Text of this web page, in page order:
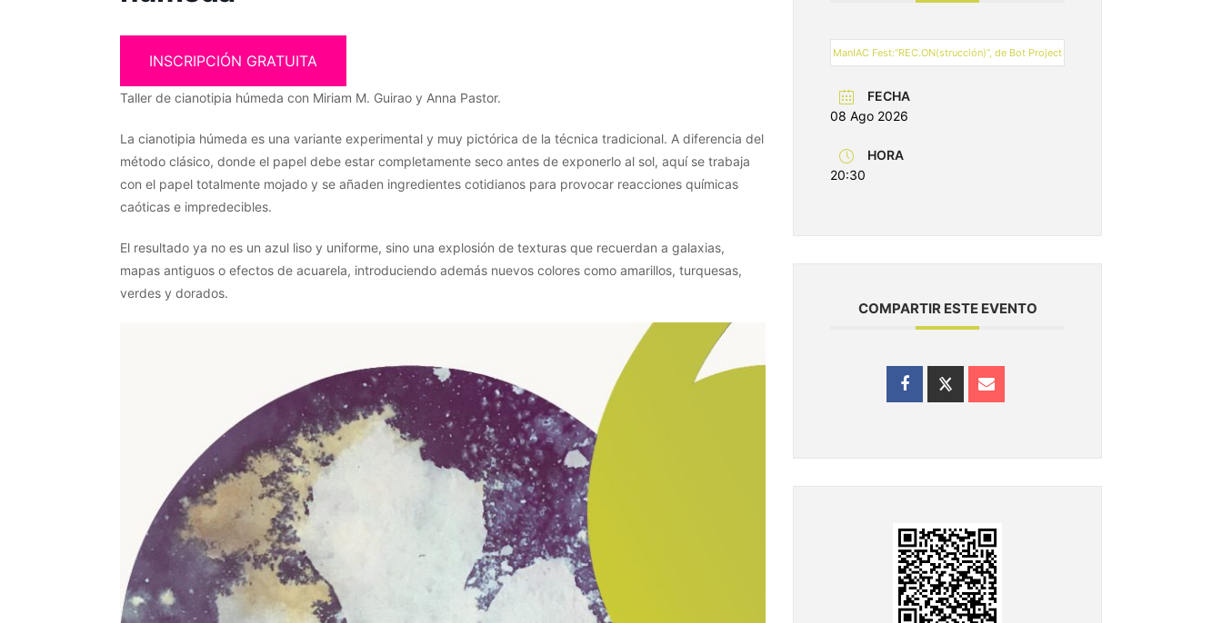
INSCRIPCIÓN GRATUITA
Taller de cianotipia húmeda con Miriam M. Guirao y Anna Pastor.
La cianotipia húmeda es una variante experimental y muy pictórica de la técnica tradicional. A diferencia del
método clásico, donde el papel debe estar completamente seco antes de exponerlo al sol, aquí se trabaja
con el papel totalmente mojado y se añaden ingredientes cotidianos para provocar reacciones químicas
caóticas e impredecibles.
El resultado ya no es un azul liso y uniforme, sino una explosión de texturas que recuerdan a galaxias,
mapas antiguos o efectos de acuarela, introduciendo además nuevos colores como amarillos, turquesas,
verdes y dorados.
ManIAC Fest:“REC.ON(strucción)”, de Bot Project
FECHA
08 Ago 2026
HORA
20:30
COMPARTIR ESTE EVENTO